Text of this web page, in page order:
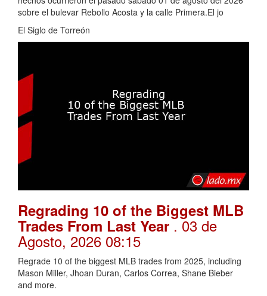
sobre el bulevar Rebollo Acosta y la calle Primera.El jo
El Siglo de Torreón
Regrading 10 of the Biggest MLB
Trades From Last Year. 03 de
Agosto, 2026 08:15
Regrade 10 of the biggest MLB trades from 2025, including
Mason Miller, Jhoan Duran, Carlos Correa, Shane Bieber
and more.